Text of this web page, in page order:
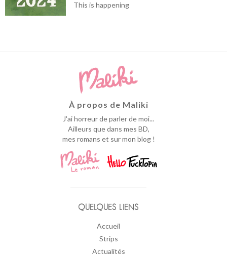
This is happening
À propos de Maliki
J'ai horreur de parler de moi...
Ailleurs que dans mes BD,
mes romans et sur mon blog !
QUELQUES LIENS
Accueil
Strips
Actualités